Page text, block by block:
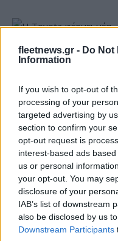
fleetnews.gr - Do Not
Information
If you wish to opt-out of
processing of your
targeted advertising by
section to confirm your
opt-out request is
interest-based ads
us or personal
your opt-out. You may
disclosure of your
IAB’s list of downstream
also be disclosed by us
Downstream Participants
Η Toyota φέρνει νέα
μπαταριών για τα υβριδικά
της
Νέο Audi A2 e-tron με
αποδοτικότητας